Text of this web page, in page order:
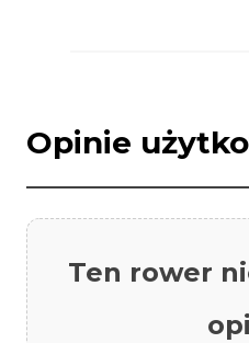
Opinie
Ten rower